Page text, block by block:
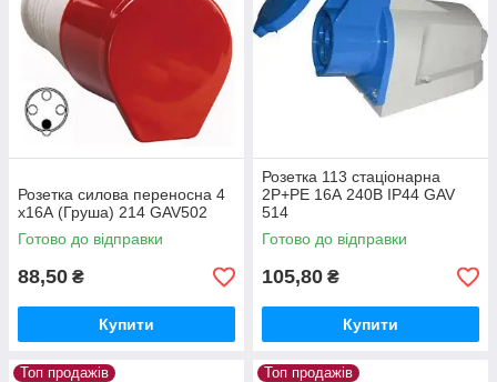
Розетка силова переносна 4
х16А (Груша) 214 GAV502
Готово до відправки
88,50 ₴
Купити
Розетка 113 стаціонарна
2Р+РЕ 16А 240В IP44 GAV
514
Готово до відправки
105,80 ₴
Купити
Топ продажів Топ продажів